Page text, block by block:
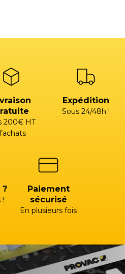
200€ HT
Expédition
Sous 24/48h !
Paiement
sécurisé
En plusieurs fois